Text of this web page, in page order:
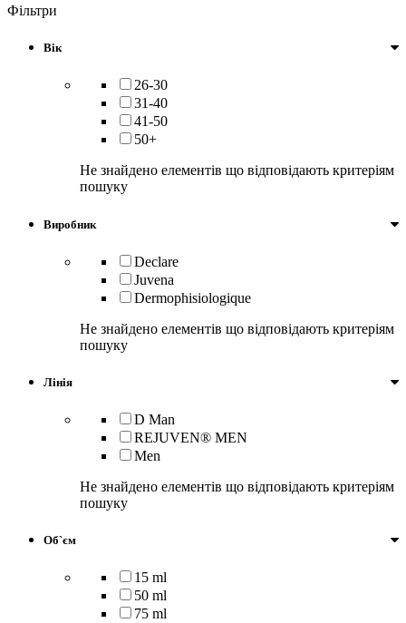
Фільтри
Вік
26-30
31-40
41-50
50+
Не знайдено елементів що відповідають критеріям
пошуку
Виробник
Declare
Juvena
Dermophisiologique
Не знайдено елементів що відповідають критеріям
пошуку
Лінія
D Man
REJUVEN® MEN
Men
Не знайдено елементів що відповідають критеріям
пошуку
Об`єм
15 ml
50 ml
75 ml